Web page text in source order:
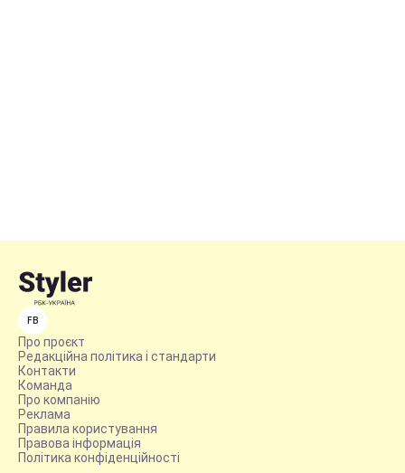
FB
Про проєкт
Редакційна політика і стандарти
Контакти
Команда
Про компанію
Реклама
Правила користування
Правова інформація
Політика конфіденційності